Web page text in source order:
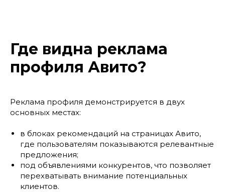
Где видна реклама
профиля Авито?
Реклама профиля демонстрируется в двух
основных местах:
в блоках рекомендаций на страницах Авито,
где пользователям показываются релевантные
предложения;
под объявлениями конкурентов, что позволяет
перехватывать внимание потенциальных
клиентов.